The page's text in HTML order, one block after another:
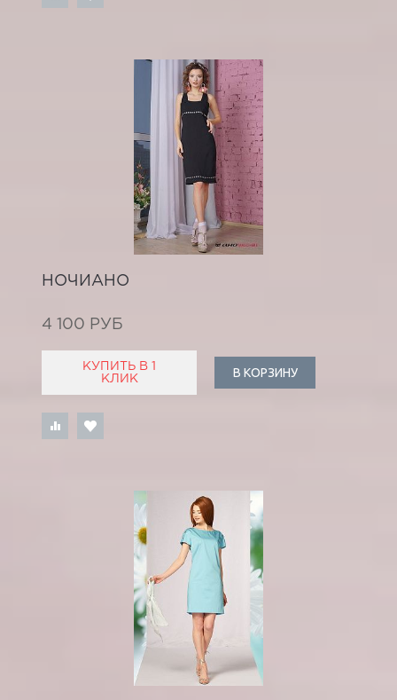
НОЧИАНО
4 100 РУБ
КУПИТЬ В 1
КЛИК
В КОРЗИНУ